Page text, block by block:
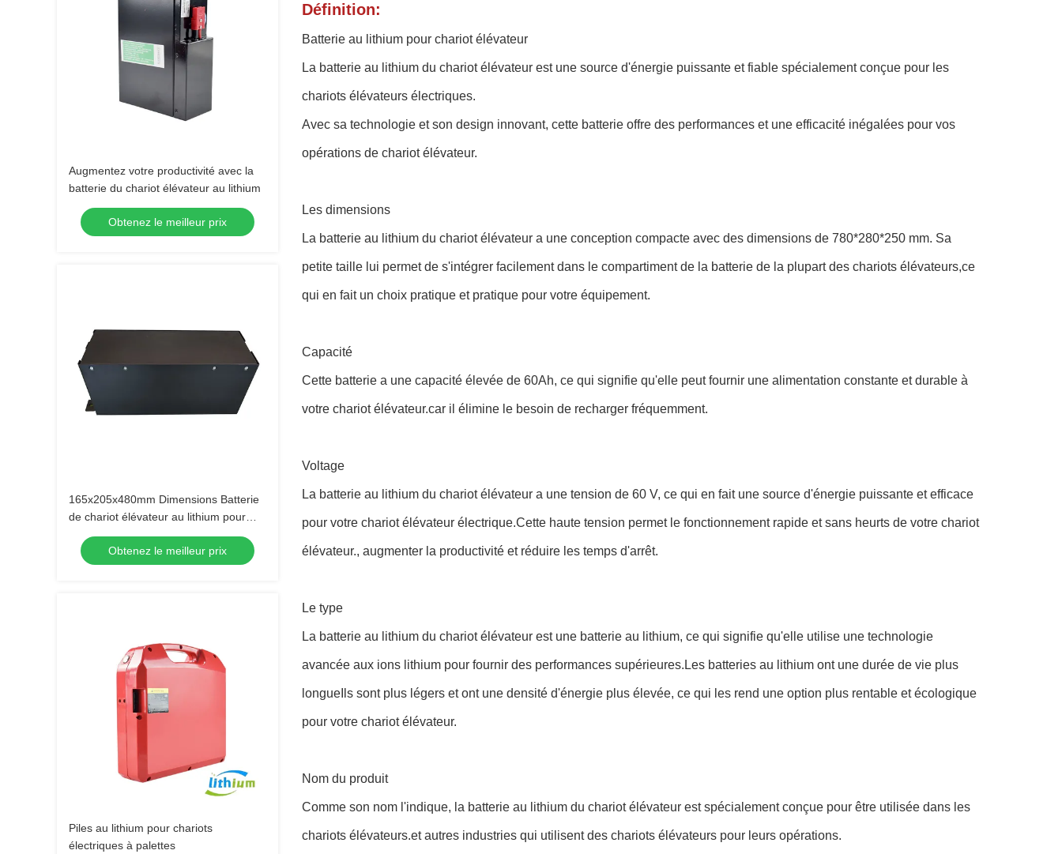
Augmentez votre productivité avec la
batterie du chariot élévateur au lithium
Obtenez le meilleur prix
165x205x480mm Dimensions Batterie
de chariot élévateur au lithium pour
applications lourdes
Obtenez le meilleur prix
Piles au lithium pour chariots
électriques à palettes
Définition:
Batterie au lithium pour chariot élévateur
La batterie au lithium du chariot élévateur est une source d'énergie puissante et fiable spécialement conçue pour les
chariots élévateurs électriques.
Avec sa technologie et son design innovant, cette batterie offre des performances et une efficacité inégalées pour vos
opérations de chariot élévateur.
Les dimensions
La batterie au lithium du chariot élévateur a une conception compacte avec des dimensions de 780*280*250 mm. Sa
petite taille lui permet de s'intégrer facilement dans le compartiment de la batterie de la plupart des chariots élévateurs,ce
qui en fait un choix pratique et pratique pour votre équipement.
Capacité
Cette batterie a une capacité élevée de 60Ah, ce qui signifie qu'elle peut fournir une alimentation constante et durable à
votre chariot élévateur.car il élimine le besoin de recharger fréquemment.
Voltage
La batterie au lithium du chariot élévateur a une tension de 60 V, ce qui en fait une source d'énergie puissante et efficace
pour votre chariot élévateur électrique.Cette haute tension permet le fonctionnement rapide et sans heurts de votre chariot
élévateur., augmenter la productivité et réduire les temps d'arrêt.
Le type
La batterie au lithium du chariot élévateur est une batterie au lithium, ce qui signifie qu'elle utilise une technologie
avancée aux ions lithium pour fournir des performances supérieures.Les batteries au lithium ont une durée de vie plus
longueIls sont plus légers et ont une densité d'énergie plus élevée, ce qui les rend une option plus rentable et écologique
pour votre chariot élévateur.
Nom du produit
Comme son nom l'indique, la batterie au lithium du chariot élévateur est spécialement conçue pour être utilisée dans les
chariots élévateurs.et autres industries qui utilisent des chariots élévateurs pour leurs opérations.